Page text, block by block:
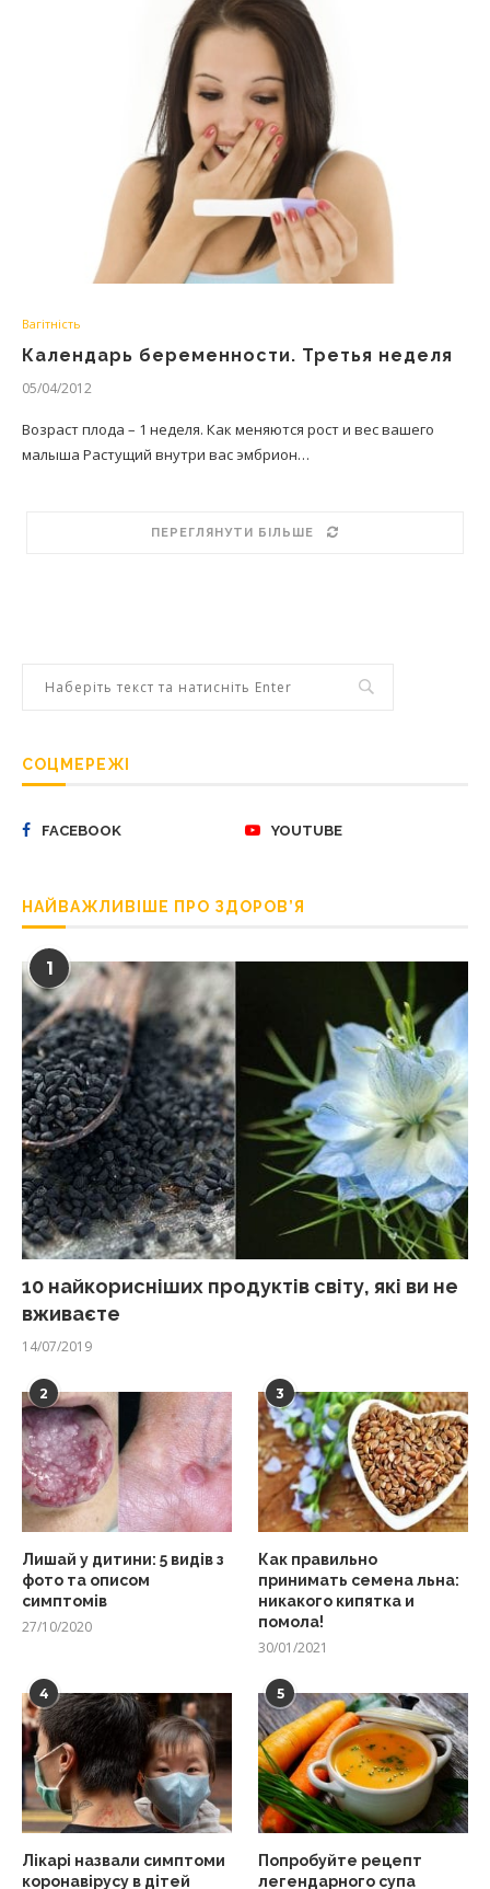
Вагітність
Календарь беременности. Третья неделя
05/04/2012
Возраст плода – 1 неделя. Как меняются рост и вес вашего
малыша Растущий внутри вас эмбрион…
ПЕРЕГЛЯНУТИ БІЛЬШЕ
СОЦМЕРЕЖІ
FACEBOOK YOUTUBE
НАЙВАЖЛИВІШЕ ПРО ЗДОРОВ’Я
1
10 найкорисніших продуктів світу, які ви не
вживаєте
14/07/2019
2
Лишай у дитини: 5 видів з
фото та описом
симптомів
27/10/2020
3
Как правильно
принимать семена льна:
никакого кипятка и
помола!
30/01/2021
4
Лікарі назвали симптоми
коронавірусу в дітей
5
Попробуйте рецепт
легендарного супа